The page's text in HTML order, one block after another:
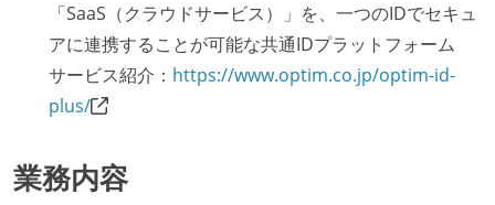
「SaaS（クラウドサービス）」を、一つのIDでセキュ
アに連携することが可能な共通IDプラットフォーム
サービス紹介： https://www.optim.co.jp/optim-id-
plus/
業務内容